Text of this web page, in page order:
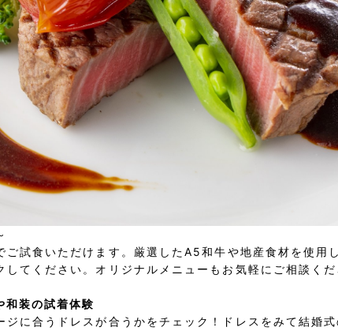
ご試食いただけます。厳選したA5和牛や地産食材を使用
てください。オリジナルメニューもお気軽にご相談くだ
装の試着体験
ジに合うドレスが合うかをチェック！ドレスをみて結婚